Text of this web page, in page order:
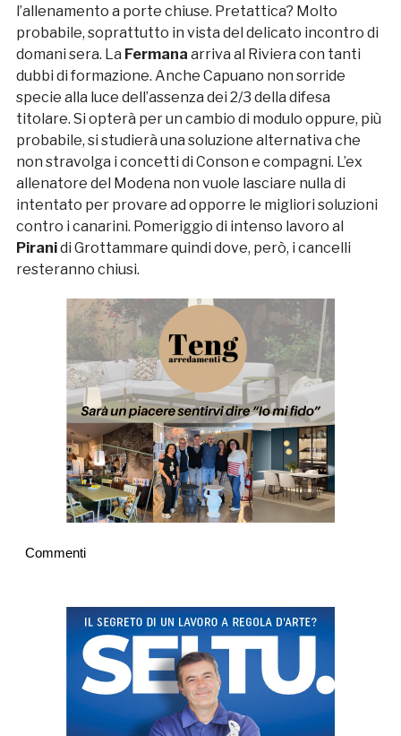
l’allenamento a porte chiuse. Pretattica? Molto
probabile, soprattutto in vista del delicato incontro di
domani sera. La Fermana arriva al Riviera con tanti
dubbi di formazione. Anche Capuano non sorride
specie alla luce dell’assenza dei 2/3 della difesa
titolare. Si opterà per un cambio di modulo oppure, più
probabile, si studierà una soluzione alternativa che
non stravolga i concetti di Conson e compagni. L’ex
allenatore del Modena non vuole lasciare nulla di
intentato per provare ad opporre le migliori soluzioni
contro i canarini. Pomeriggio di intenso lavoro al
Piranidi Grottammare quindi dove, però, i cancelli
resteranno chiusi.
Commenti